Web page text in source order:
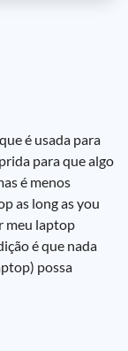
é usada para
para que algo
é menos
as long as you
meu laptop
é que nada
possa